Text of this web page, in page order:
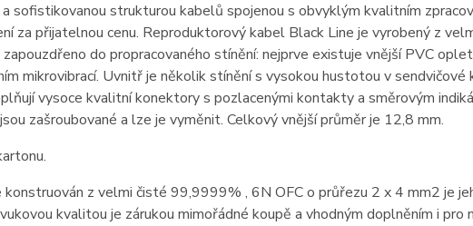
sofistikovanou strukturou kabelů spojenou s obvyklým kvalitním
za přijatelnou cenu. Reproduktorový kabel Black Line je vyrobený z
do propracovaného stínění: nejprve existuje vnější PVC oplet
mikrovibrací. Uvnitř je několik stínění s vysokou hustotou v sendvičové
vysoce kvalitní konektory s pozlacenými kontakty a směrovým
zašroubované a lze je vyměnit. Celkový vnější průměr je 12,8 mm.
z velmi čisté 99,9999% , 6N OFC o průřezu 2 x 4 mm2 je
kvalitou je zárukou mimořádné koupě a vhodným doplněním i pro